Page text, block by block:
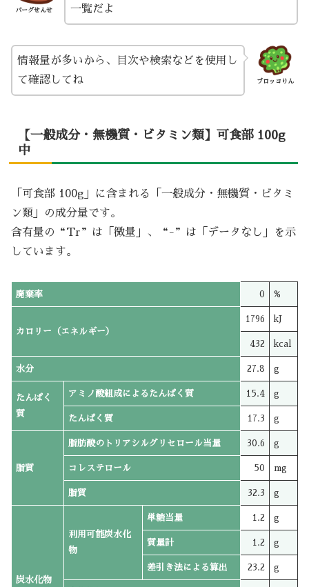
バーグせんせ
一覧だよ
ブロッコりん
情報量が多いから、目次や検索などを使用し
て確認してね
【一般成分・無機質・ビタミン類】可食部 100g
中
「可食部 100g」に含まれる「一般成分・無機質・ビタミ
ン類」の成分量です。
含有量の“Tr”は「微量」、“-”は「データなし」を示
しています。
廃棄率 0 %
カロリー（エネルギー）
1796 kJ
432 kcal
水分 27.8 g
たんぱく
質
アミノ酸組成によるたんぱく質 15.4 g
たんぱく質 17.3 g
脂質
脂肪酸のトリアシルグリセロール当量 30.6 g
コレステロール 50 mg
脂質 32.3 g
炭水化物
利用可能炭水化
物
単糖当量 1.2 g
質量計 1.2 g
差引き法による算出 23.2 g